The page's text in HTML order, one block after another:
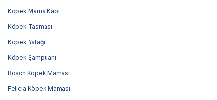
Köpek Mama Kabı
Köpek Tasması
Köpek Yatağı
Köpek Şampuanı
Bosch Köpek Maması
Felicia Köpek Maması